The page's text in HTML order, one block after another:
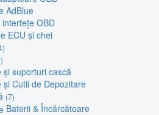
AdBlue
OBD
ECU și chei
și suporturi cască
și Cutii de Depozitare
(7)
Baterii & Încărcătoare